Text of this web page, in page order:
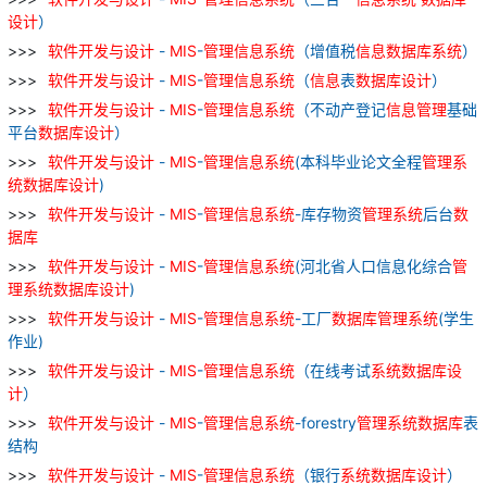
设计）
软件开发与设计 - MIS-管理信息系统 （增值税信息数据库系统）
软件开发与设计 - MIS-管理信息系统 （信息表数据库设计）
软件开发与设计 - MIS-管理信息系统 （不动产登记信息管理基础
平台数据库设计）
软件开发与设计 - MIS-管理信息系统(本科毕业论文全程管理系
统数据库设计)
软件开发与设计 - MIS-管理信息系统-库存物资管理系统后台数
据库
软件开发与设计 - MIS-管理信息系统(河北省人口信息化综合管
理系统数据库设计)
软件开发与设计 - MIS-管理信息系统-工厂数据库管理系统(学生
作业)
软件开发与设计 - MIS-管理信息系统 （在线考试系统数据库设
计）
软件开发与设计 - MIS-管理信息系统-forestry管理系统数据库表
结构
软件开发与设计 - MIS-管理信息系统 （银行系统数据库设计）